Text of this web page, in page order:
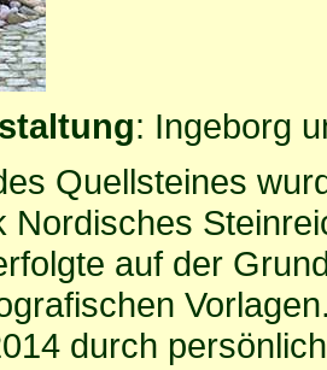
: Ingeborg
Quellsteines
Nordisches
auf der
durch